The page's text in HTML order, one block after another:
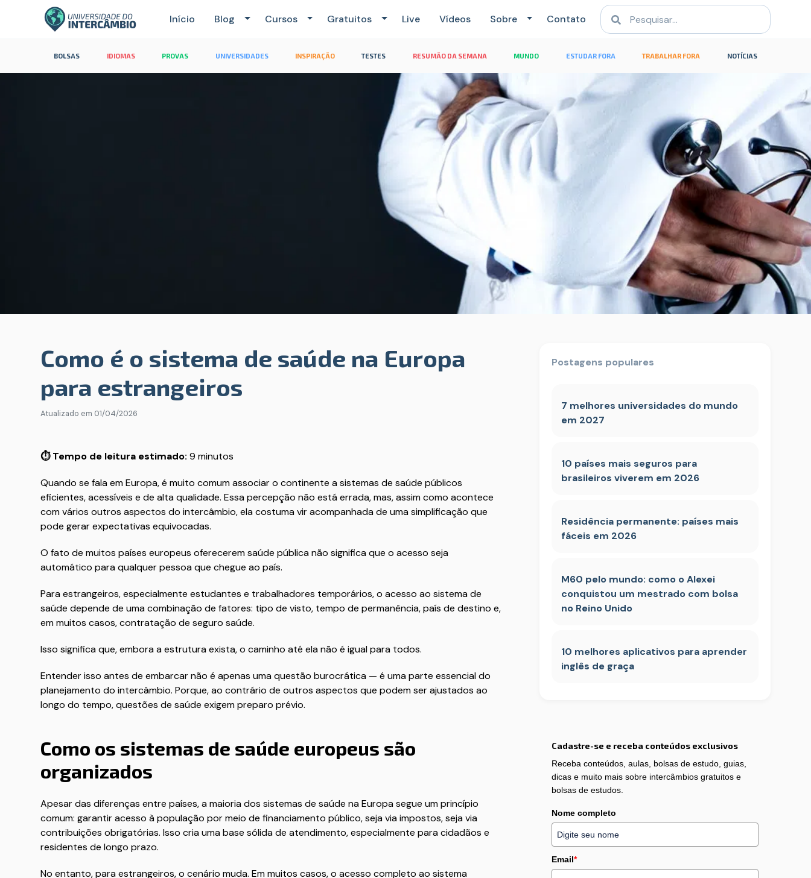
Início Blog Cursos Gratuitos Live Vídeos Sobre Contato
BOLSAS IDIOMAS PROVAS UNIVERSIDADES INSPIRAÇÃO TESTES RESUMÃO DA SEMANA MUNDO ESTUDAR FORA TRABALHAR FORA NOTÍCIAS
Como é o sistema de saúde na Europa
para estrangeiros
Atualizado em 01/04/2026
⏱️ Tempo de leitura estimado: 9 minutos
Quando se fala em Europa, é muito comum associar o continente a sistemas de saúde públicos
eficientes, acessíveis e de alta qualidade. Essa percepção não está errada, mas, assim como acontece
com vários outros aspectos do intercâmbio, ela costuma vir acompanhada de uma simplificação que
pode gerar expectativas equivocadas.
O fato de muitos países europeus oferecerem saúde pública não significa que o acesso seja
automático para qualquer pessoa que chegue ao país.
Para estrangeiros, especialmente estudantes e trabalhadores temporários, o acesso ao sistema de
saúde depende de uma combinação de fatores: tipo de visto, tempo de permanência, país de destino e,
em muitos casos, contratação de seguro saúde.
Isso significa que, embora a estrutura exista, o caminho até ela não é igual para todos.
Entender isso antes de embarcar não é apenas uma questão burocrática — é uma parte essencial do
planejamento do intercâmbio. Porque, ao contrário de outros aspectos que podem ser ajustados ao
longo do tempo, questões de saúde exigem preparo prévio.
Como os sistemas de saúde europeus são
organizados
Apesar das diferenças entre países, a maioria dos sistemas de saúde na Europa segue um princípio
comum: garantir acesso à população por meio de financiamento público, seja via impostos, seja via
contribuições obrigatórias. Isso cria uma base sólida de atendimento, especialmente para cidadãos e
residentes de longo prazo.
No entanto, para estrangeiros, o cenário muda. Em muitos casos, o acesso completo ao sistema
Postagens populares
7 melhores universidades do mundo
em 2027
10 países mais seguros para
brasileiros viverem em 2026
Residência permanente: países mais
fáceis em 2026
M60 pelo mundo: como o Alexei
conquistou um mestrado com bolsa
no Reino Unido
10 melhores aplicativos para aprender
inglês de graça
Cadastre-se e receba conteúdos exclusivos
Receba conteúdos, aulas, bolsas de estudo, guias,
dicas e muito mais sobre intercâmbios gratuitos e
bolsas de estudos.
Nome completo
Email*